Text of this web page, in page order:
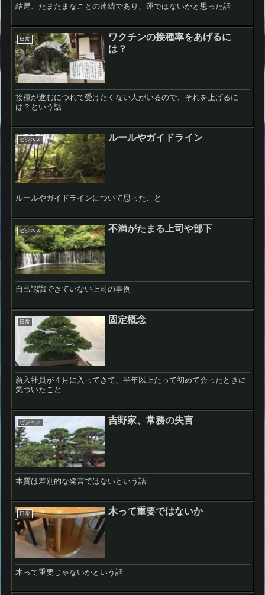
結局、たまたまなことの連続であり、運ではないかと思った話
日常
ワクチンの接種率をあげるに
は？
接種が進むにつれて受けたくない人がいるので、それを上げるに
は？という話
ビジネス ルールやガイドライン
ルールやガイドラインについて思ったこと
ビジネス 不満がたまる上司や部下
自己認識できていない上司の事例
日常 固定概念
新入社員が４月に入ってきて、半年以上たって初めて会ったときに
気づいたこと
ビジネス 吉野家、常務の失言
本質は差別的な発言ではないという話
日常 木って重要ではないか
木って重要じゃないかという話